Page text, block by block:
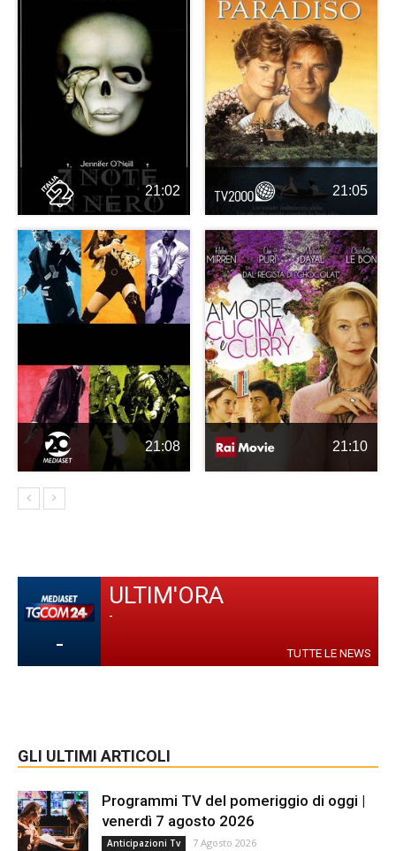
21:02 21:05
21:08 21:10
-
ULTIM'ORA
-
TUTTE LE NEWS
GLI ULTIMI ARTICOLI
Programmi TV del pomeriggio di oggi |
venerdì 7 agosto 2026
Anticipazioni Tv 7 Agosto 2026